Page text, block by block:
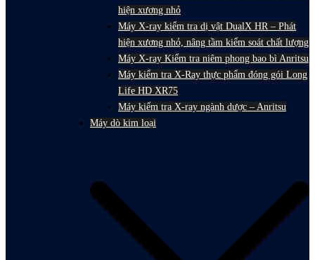
hiện xương nhỏ
Máy X-ray kiểm tra dị vật DualX HR – Phát
hiện xương nhỏ, nâng tầm kiểm soát chất lượng
Máy X-ray Kiểm tra niêm phong bao bì Anritsu
Máy kiểm tra X-Ray thực phẩm đóng gói Long
Life HD XR75
Máy kiểm tra X-ray ngành dược – Anritsu
Máy dò kim loại